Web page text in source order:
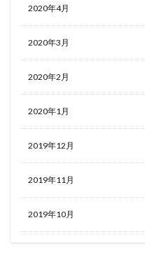
2020年4月
2020年3月
2020年2月
2020年1月
2019年12月
2019年11月
2019年10月